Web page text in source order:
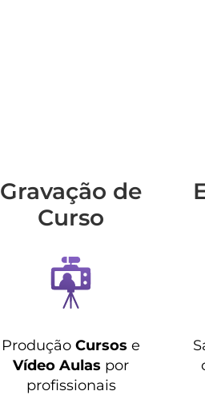
Gravação de
Curso
ProduçãoCursos e
Vídeo Aulas por
profissionais